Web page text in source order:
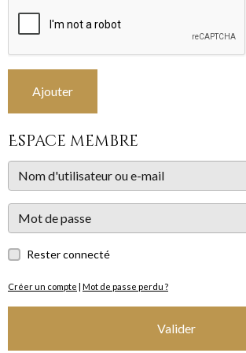
Ajouter
Espace membre
Rester connecté
Créer un compte | Mot de passe perdu ?
Valider